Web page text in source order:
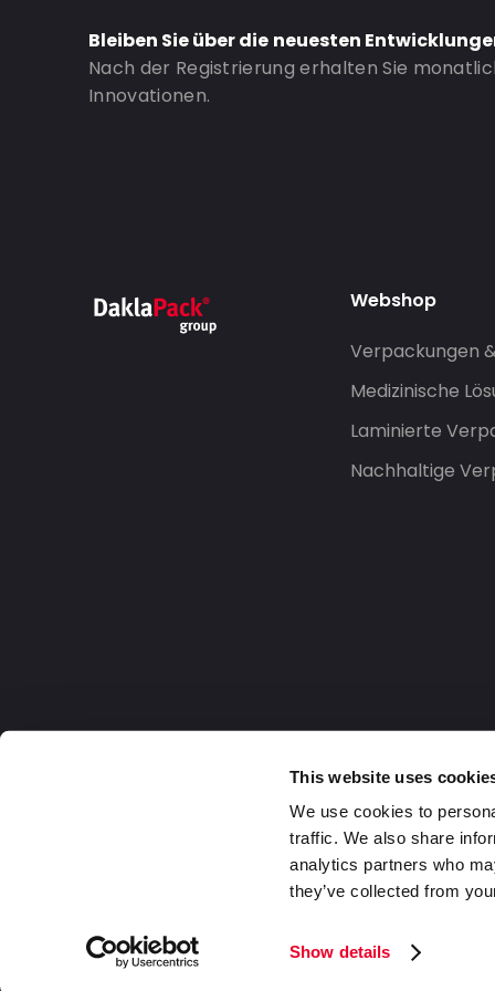
This website uses
We use cookies to
traffic. We also share
analytics partners who
they’ve collected from
Show details
Bleiben Sie über die neuesten
Nach der Registrierung erhalten Sie
Innovationen.
Webshop
Verpackungen
Medizinische
Laminierte
Nachhaltige
2026 DaklaPack Group. Alle Rechte